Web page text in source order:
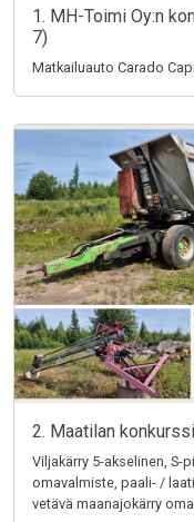
1. MH-Toimi Oy:n
7)
Matkailuauto Carado
2. Maatilan
Viljakärry 5-akselinen, S-
omavalmiste, paali- /
vetävä maanajokärry